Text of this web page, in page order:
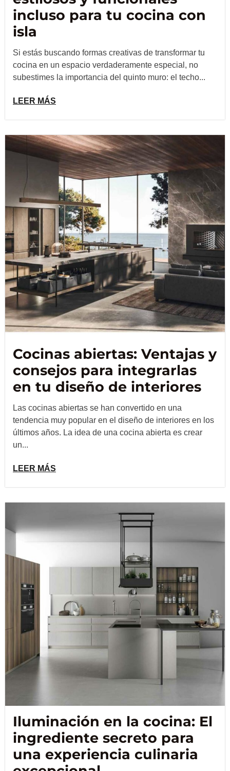
incluso para tu cocina con
isla
Si estás buscando formas creativas de transformar tu
cocina en un espacio verdaderamente especial, no
subestimes la importancia del quinto muro: el techo...
LEER MÁS
Cocinas abiertas: Ventajas y
consejos para integrarlas
en tu diseño de interiores
Las cocinas abiertas se han convertido en una
tendencia muy popular en el diseño de interiores en los
últimos años. La idea de una cocina abierta es crear
un...
LEER MÁS
Iluminación en la cocina: El
ingrediente secreto para
una experiencia culinaria